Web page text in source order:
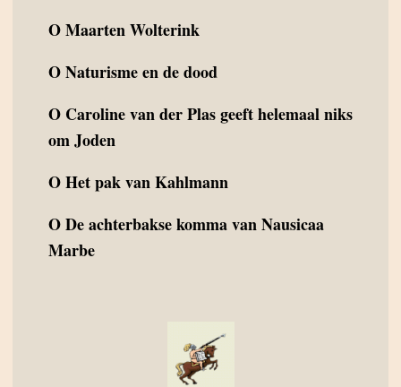
OMaarten Wolterink
ONaturisme en de dood
O Caroline van der Plas geeft helemaal niks
om Joden
OHet pak van Kahlmann
ODe achterbakse komma van Nausicaa
Marbe